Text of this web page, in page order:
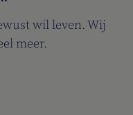
wil leven. Wij
meer.